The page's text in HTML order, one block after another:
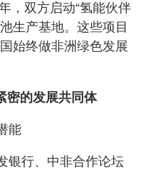
，双方启动“氢能伙伴
生产基地。这些项目
始终做非洲绿色发展
密的发展共同体
能
银行、中非合作论坛